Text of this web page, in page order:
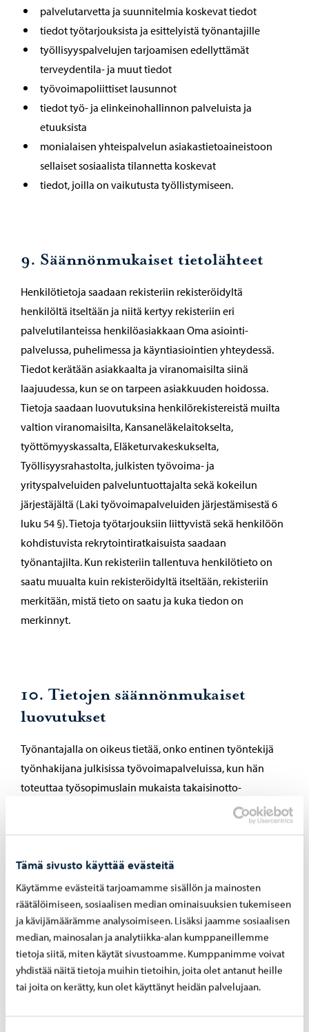
Tämä sivusto käyttää evästeitä
Käytämme evästeitä tarjoamamme sisällön ja mainosten
räätälöimiseen, sosiaalisen median ominaisuuksien tukemiseen
ja kävijämäärämme analysoimiseen. Lisäksi jaamme sosiaalisen
median, mainosalan ja analytiikka-alan kumppaneillemme
tietoja siitä, miten käytät sivustoamme. Kumppanimme voivat
yhdistää näitä tietoja muihin tietoihin, joita olet antanut heille
tai joita on kerätty, kun olet käyttänyt heidän palvelujaan.
palvelutarvetta ja suunnitelmia koskevat tiedot
tiedot työtarjouksista ja esittelyistä työnantajille
työllisyyspalvelujen tarjoamisen edellyttämät
terveydentila- ja muut tiedot
työvoimapoliittiset lausunnot
tiedot työ- ja elinkeinohallinnon palveluista ja
etuuksista
monialaisen yhteispalvelun asiakastietoaineistoon
sellaiset sosiaalista tilannetta koskevat
tiedot, joilla on vaikutusta työllistymiseen.
9. Säännönmukaiset tietolähteet
Henkilötietoja saadaan rekisteriin rekisteröidyltä
henkilöltä itseltään ja niitä kertyy rekisteriin eri
palvelutilanteissa henkilöasiakkaan Oma asiointi-
palvelussa, puhelimessa ja käyntiasiointien yhteydessä.
Tiedot kerätään asiakkaalta ja viranomaisilta siinä
laajuudessa, kun se on tarpeen asiakkuuden hoidossa.
Tietoja saadaan luovutuksina henkilörekistereistä muilta
valtion viranomaisilta, Kansaneläkelaitokselta,
työttömyyskassalta, Eläketurvakeskukselta,
Työllisyysrahastolta, julkisten työvoima- ja
yrityspalveluiden palveluntuottajalta sekä kokeilun
järjestäjältä (Laki työvoimapalveluiden järjestämisestä 6
luku 54 §). Tietoja työtarjouksiin liittyvistä sekä henkilöön
kohdistuvista rekrytointiratkaisuista saadaan
työnantajilta. Kun rekisteriin tallentuva henkilötieto on
saatu muualta kuin rekisteröidyltä itseltään, rekisteriin
merkitään, mistä tieto on saatu ja kuka tiedon on
merkinnyt.
10. Tietojen säännönmukaiset
luovutukset
Työnantajalla on oikeus tietää, onko entinen työntekijä
työnhakijana julkisissa työvoimapalveluissa, kun hän
toteuttaa työsopimuslain mukaista takaisinotto-
henkilön työnhakuun ja työttömyysturvaan liittyviä
tehtäviä, on keskenään oikeus vaihtaa työnhakuun ja
työttömyysturvaan liittyviä tietoja, joilla on vaikutusta
henkilön oikeuteen saada työttömyysetuutta.
(Työttömyysturvalaki 11 luku 4a§ sekä 13 luku 1 ja 3 §,
Laki sosiaaliturvajärjestelmien yhteensovittamista
koskevan Euroopan unionin lainsäädännön
Muille viranomaisille asiakastietoja luovutetaan, jos